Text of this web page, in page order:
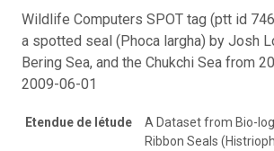
Wildlife Computers SPOT tag (ptt id
a spotted seal (Phoca largha) by Josh
Bering Sea, and the Chukchi Sea from
2009-06-01
Etendue de létude
A Dataset from Bio-
Ribbon Seals